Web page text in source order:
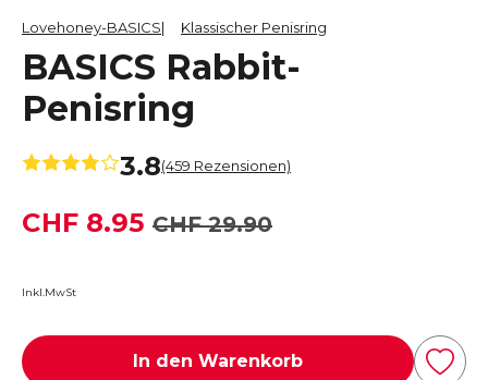
Lovehoney-BASICS Klassischer Penisring
BASICS Rabbit-
Penisring
3.8(459 Rezensionen)
CHF 29.90
CHF 8.95
Inkl.MwSt
In den Warenkorb